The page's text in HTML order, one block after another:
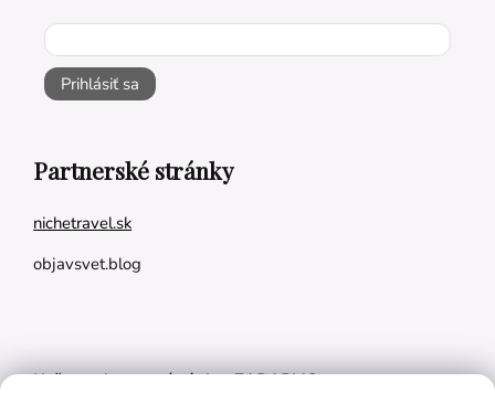
Prihlásiť sa
Partnerské stránky
nichetravel.sk
objavsvet.blog
Naše appky pre vás úplne ZADARMO: